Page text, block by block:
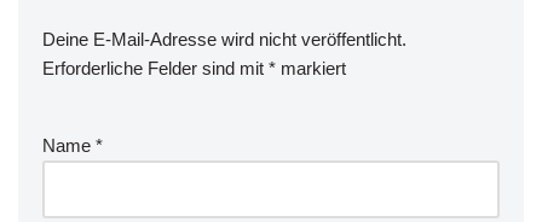
Deine E-Mail-Adresse wird nicht veröffentlicht.
Erforderliche Felder sind mit * markiert
Name *